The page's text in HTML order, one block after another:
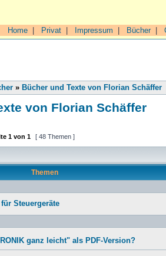
Home Privat Impressum Bücher|
» Bücher und Texte von Florian Schäffer
von Florian Schäffer
1 von 1 [ 48 Themen ]
Themen
Steuergeräte
ganz leicht" als PDF-Version?